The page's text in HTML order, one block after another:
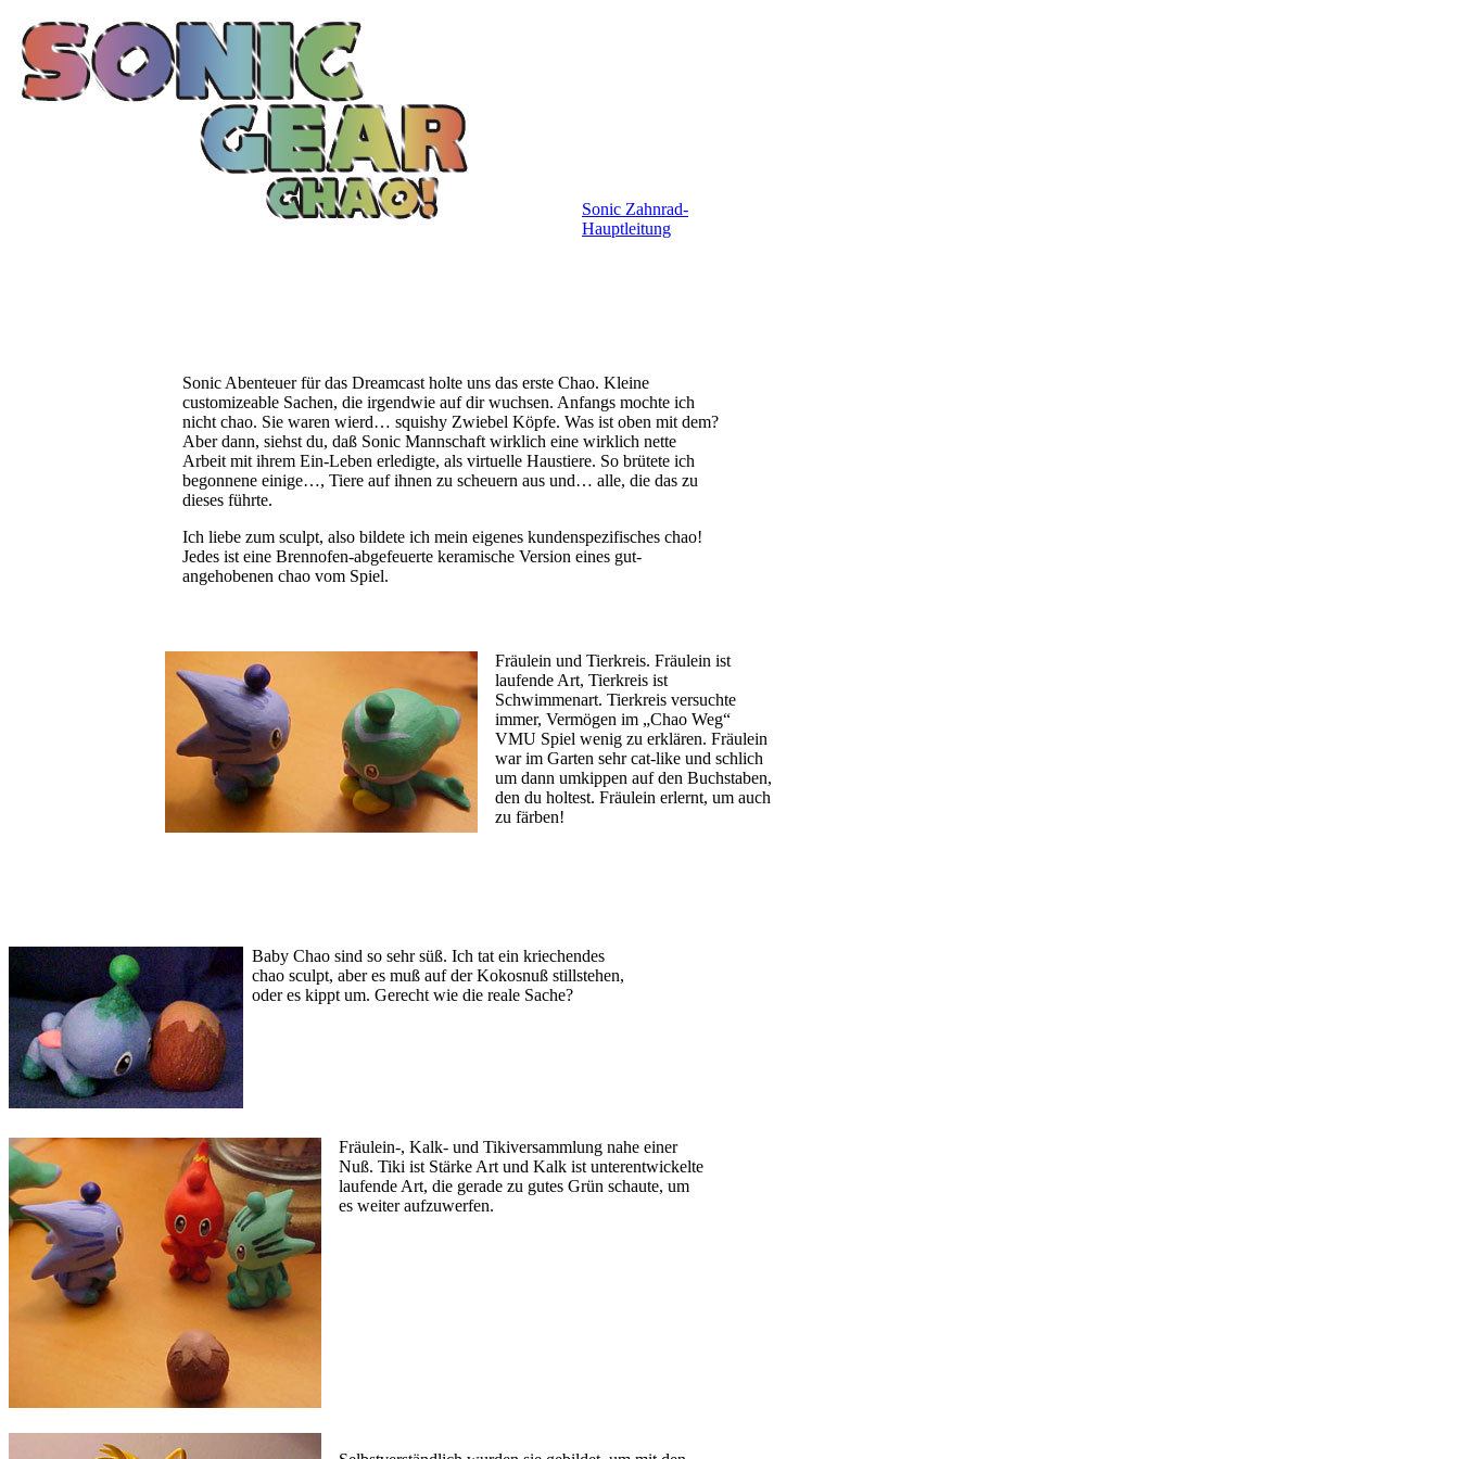
Sonic Zahnrad-
Hauptleitung
Sonic Abenteuer für das Dreamcast holte uns das erste Chao. Kleine
customizeable Sachen, die irgendwie auf dir wuchsen. Anfangs mochte ich
nicht chao. Sie waren wierd… squishy Zwiebel Köpfe. Was ist oben mit dem?
Aber dann, siehst du, daß Sonic Mannschaft wirklich eine wirklich nette
Arbeit mit ihrem Ein-Leben erledigte, als virtuelle Haustiere. So brütete ich
begonnene einige…, Tiere auf ihnen zu scheuern aus und… alle, die das zu
dieses führte.
Ich liebe zum sculpt, also bildete ich mein eigenes kundenspezifisches chao!
Jedes ist eine Brennofen-abgefeuerte keramische Version eines gut-
angehobenen chao vom Spiel.
Fräulein und Tierkreis. Fräulein ist
laufende Art, Tierkreis ist
Schwimmenart. Tierkreis versuchte
immer, Vermögen im „Chao Weg“
VMU Spiel wenig zu erklären. Fräulein
war im Garten sehr cat-like und schlich
um dann umkippen auf den Buchstaben,
den du holtest. Fräulein erlernt, um auch
zu färben!
Baby Chao sind so sehr süß. Ich tat ein kriechendes
chao sculpt, aber es muß auf der Kokosnuß stillstehen,
oder es kippt um. Gerecht wie die reale Sache?
Fräulein-, Kalk- und Tikiversammlung nahe einer
Nuß. Tiki ist Stärke Art und Kalk ist unterentwickelte
laufende Art, die gerade zu gutes Grün schaute, um
es weiter aufzuwerfen.